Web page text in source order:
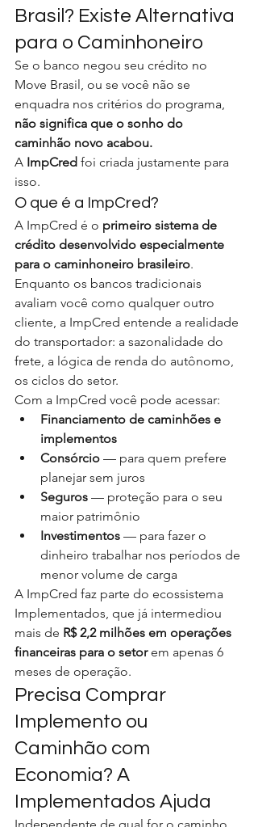
Brasil? Existe Alternativa
para o Caminhoneiro
Se o banco negou seu crédito no
Move Brasil, ou se você não se
enquadra nos critérios do programa,
não significa que o sonho do
caminhão novo acabou.
A ImpCred foi criada justamente para
isso.
O que é a ImpCred?
A ImpCred é o primeiro sistema de
crédito desenvolvido especialmente
para o caminhoneiro brasileiro.
Enquanto os bancos tradicionais
avaliam você como qualquer outro
cliente, a ImpCred entende a realidade
do transportador: a sazonalidade do
frete, a lógica de renda do autônomo,
os ciclos do setor.
Com a ImpCred você pode acessar:
Financiamento de caminhões e
implementos
Consórcio — para quem prefere
planejar sem juros
Seguros — proteção para o seu
maior patrimônio
Investimentos — para fazer o
dinheiro trabalhar nos períodos de
menor volume de carga
A ImpCred faz parte do ecossistema
Implementados, que já intermediou
mais de R$ 2,2 milhões em operações
financeiras para o setor em apenas 6
meses de operação.
Precisa Comprar
Implemento ou
Caminhão com
Economia? A
Implementados Ajuda